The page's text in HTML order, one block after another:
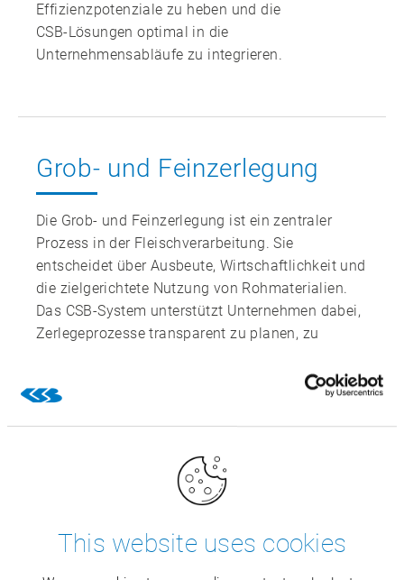
This website uses cookies
Effizienzpotenziale zu heben und die
CSB‑Lösungen optimal in die
Unternehmensabläufe zu integrieren.
Grob- und Feinzerlegung
Die Grob‑ und Feinzerlegung ist ein zentraler
Prozess in der Fleischverarbeitung. Sie
entscheidet über Ausbeute, Wirtschaftlichkeit und
die zielgerichtete Nutzung von Rohmaterialien.
Das CSB‑System unterstützt Unternehmen dabei,
Zerlegeprozesse transparent zu planen, zu
H